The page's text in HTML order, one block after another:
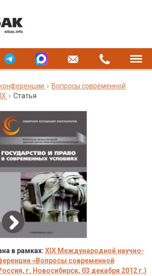
Вопросы современной
Статья
в рамках: XIX Международной научно-
«Вопросы современной
г. Новосибирск, 03 декабря 2012 г.)